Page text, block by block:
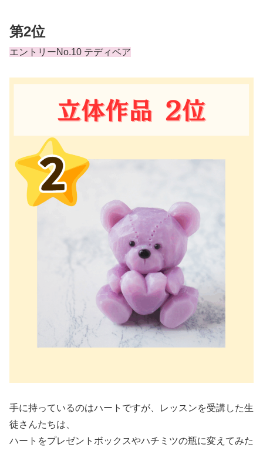
第2位
エントリーNo.10 テディベア
手に持っているのはハートですが、レッスンを受講した生
徒さんたちは、
ハートをプレゼントボックスやハチミツの瓶に変えてみた